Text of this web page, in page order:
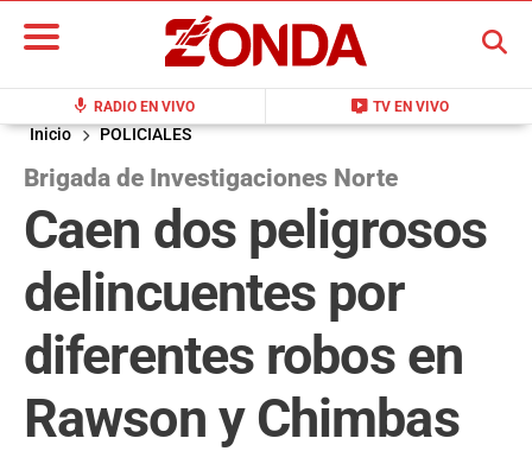
mic RADIO EN VIVO live_tv TV EN VIVO
BUSCAR
Inicio POLICIALES
Brigada de Investigaciones Norte
Caen dos peligrosos
delincuentes por
diferentes robos en
Rawson y Chimbas